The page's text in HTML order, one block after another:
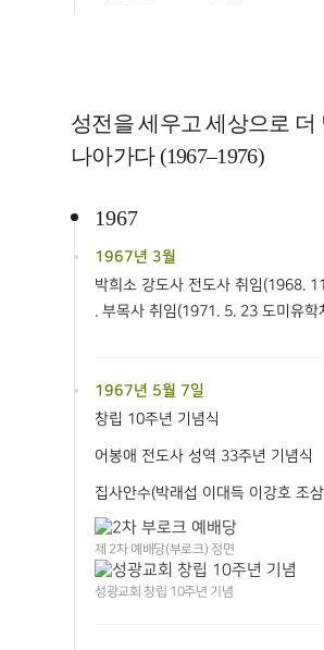
성전을 세우고 세상으로 더
나아가다 (1967–1976)
1967
1967년 3월
박희소 강도사 전도사 취임(1968.
. 부목사 취임(1971. 5. 23 도미유학
1967년 5월 7일
창립 10주년 기념식
어봉애 전도사 성역 33주년 기념식
집사안수(박래섭 이대득 이강호 조
제 2차 예배당(부로크) 정면
성광교회 창립 10주년 기념